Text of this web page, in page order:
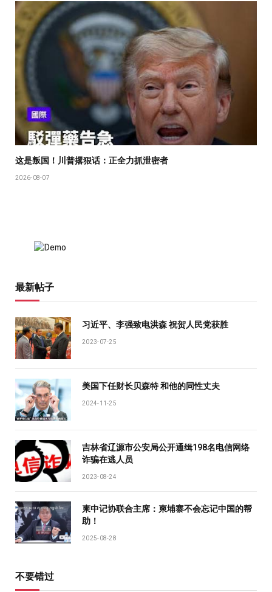
这是叛国！川普撂狠话：正全力抓泄密者
2026-08-07
最新帖子
习近平、李强致电洪森 祝贺人民党获胜
2023-07-25
美国下任财长贝森特 和他的同性丈夫
2024-11-25
吉林省辽源市公安局公开通缉198名电信网络
诈骗在逃人员
2023-08-24
柬中记协联合主席：柬埔寨不会忘记中国的帮
助！
2025-08-28
不要错过